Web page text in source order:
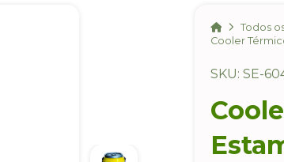
HomeTodos
Cooler
SKU: SE-